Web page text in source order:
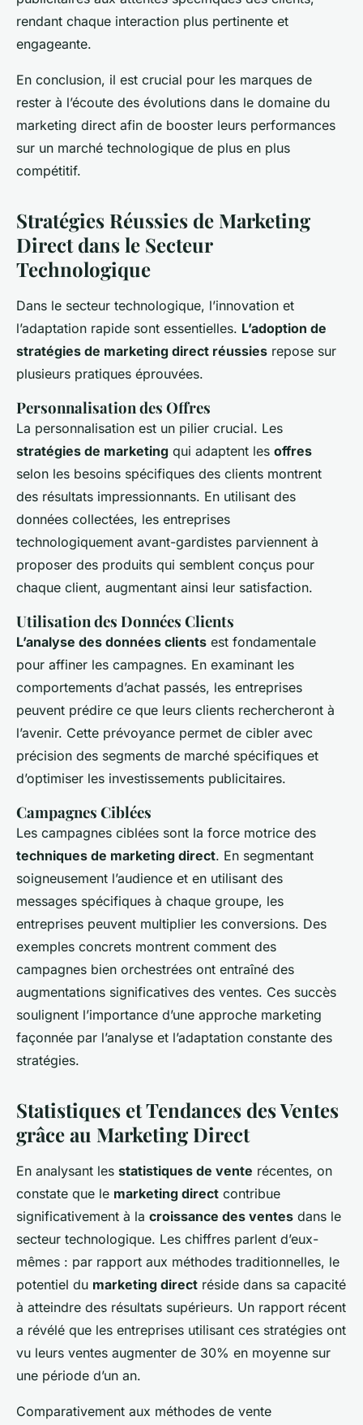
rendant chaque interaction plus pertinente et
engageante.
En conclusion, il est crucial pour les marques de
rester à l’écoute des évolutions dans le domaine du
marketing direct afin de booster leurs performances
sur un marché technologique de plus en plus
compétitif.
Stratégies Réussies de Marketing
Direct dans le Secteur
Technologique
Dans le secteur technologique, l’innovation et
l’adaptation rapide sont essentielles. L’adoption de
stratégies de marketing direct réussies repose sur
plusieurs pratiques éprouvées.
Personnalisation des Offres
La personnalisation est un pilier crucial. Les
stratégies de marketing qui adaptent les offres
selon les besoins spécifiques des clients montrent
des résultats impressionnants. En utilisant des
données collectées, les entreprises
technologiquement avant-gardistes parviennent à
proposer des produits qui semblent conçus pour
chaque client, augmentant ainsi leur satisfaction.
Utilisation des Données Clients
L’analyse des données clients est fondamentale
pour affiner les campagnes. En examinant les
comportements d’achat passés, les entreprises
peuvent prédire ce que leurs clients rechercheront à
l’avenir. Cette prévoyance permet de cibler avec
précision des segments de marché spécifiques et
d’optimiser les investissements publicitaires.
Campagnes Ciblées
Les campagnes ciblées sont la force motrice des
techniques de marketing direct. En segmentant
soigneusement l’audience et en utilisant des
messages spécifiques à chaque groupe, les
entreprises peuvent multiplier les conversions. Des
exemples concrets montrent comment des
campagnes bien orchestrées ont entraîné des
augmentations significatives des ventes. Ces succès
soulignent l’importance d’une approche marketing
façonnée par l’analyse et l’adaptation constante des
stratégies.
Statistiques et Tendances des Ventes
grâce au Marketing Direct
En analysant les statistiques de vente récentes, on
constate que le marketing direct contribue
significativement à la croissance des ventes dans le
secteur technologique. Les chiffres parlent d’eux-
mêmes : par rapport aux méthodes traditionnelles, le
potentiel du marketing direct réside dans sa capacité
à atteindre des résultats supérieurs. Un rapport récent
a révélé que les entreprises utilisant ces stratégies ont
vu leurs ventes augmenter de 30% en moyenne sur
une période d’un an.
Comparativement aux méthodes de vente